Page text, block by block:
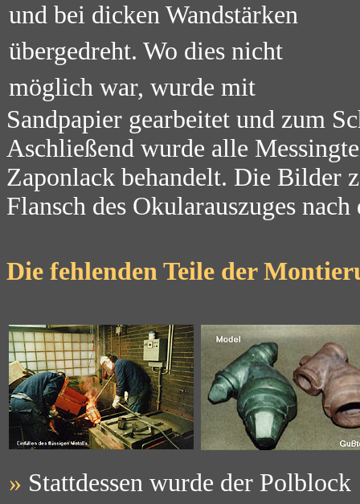
und bei dicken Wandstärken
übergedreht. Wo dies nicht
möglich war, wurde mit
Sandpapier gearbeitet und zum
Aschließend wurde alle
Zaponlack behandelt. Die Bilder
Flansch des Okularauszuges
Die fehlenden Teile der
» Stattdessen wurde der Polblock